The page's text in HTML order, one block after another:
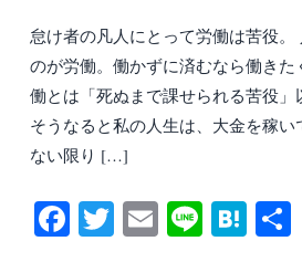
怠け者の凡人にとって労働は苦役
のが労働。働かずに済むなら働き
働とは「死ぬまで課せられる苦役」
そうなると私の人生は、大金を稼い
ない限り […]
Fa T E Li H